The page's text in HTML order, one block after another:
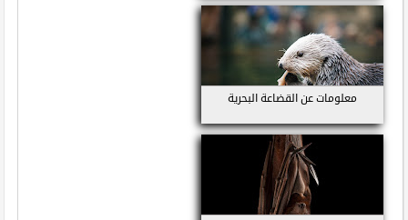
معلومات عن القضاعة البحرية